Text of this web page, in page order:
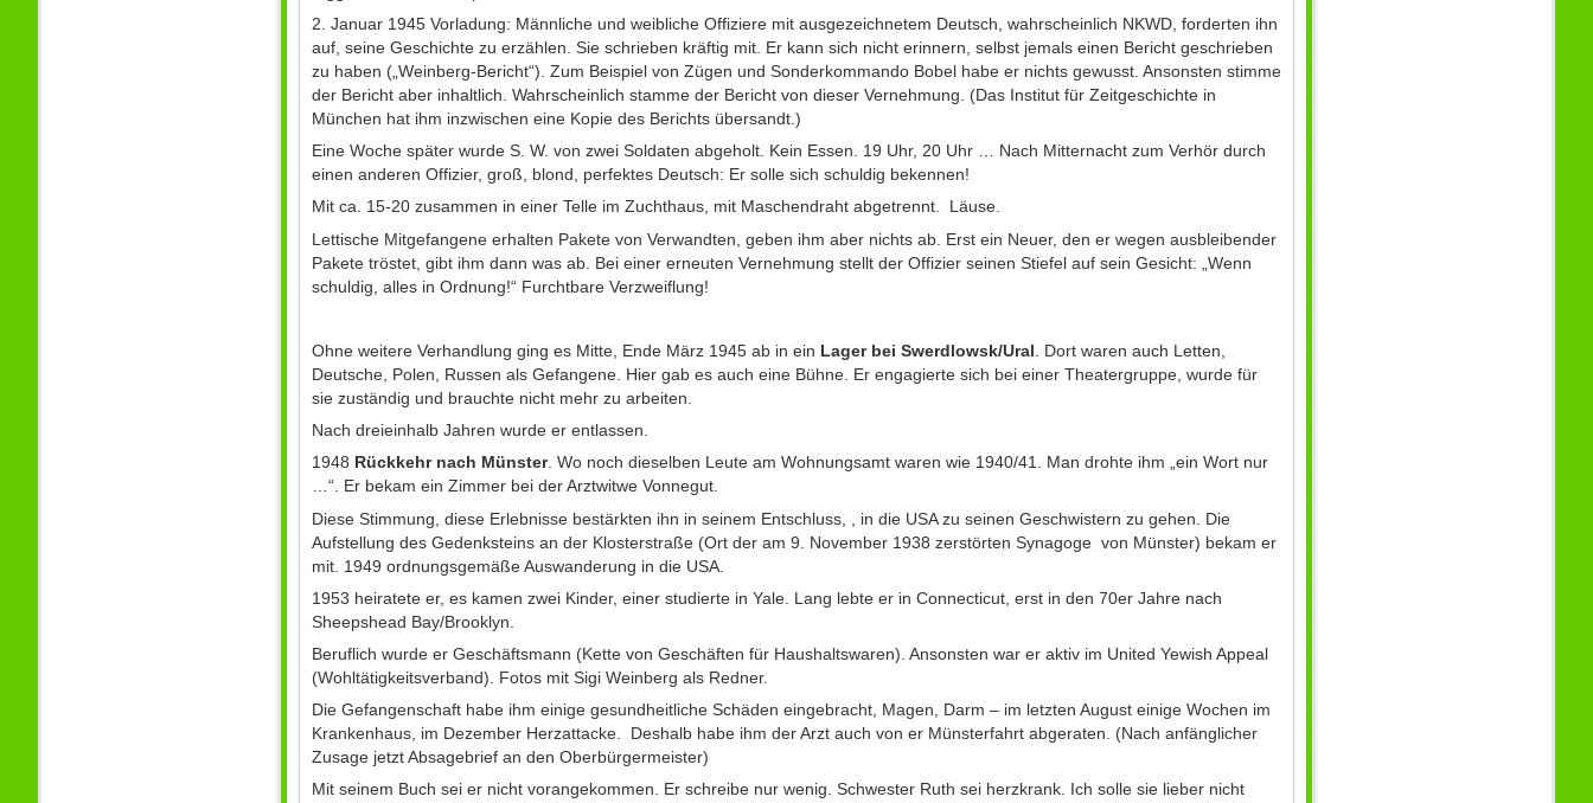
2. Januar 1945 Vorladung: Männliche und weibliche Offiziere mit ausgezeichnetem Deutsch, wahrscheinlich NKWD, forderten ihn
auf, seine Geschichte zu erzählen. Sie schrieben kräftig mit. Er kann sich nicht erinnern, selbst jemals einen Bericht geschrieben
zu haben („Weinberg-Bericht“). Zum Beispiel von Zügen und Sonderkommando Bobel habe er nichts gewusst. Ansonsten stimme
der Bericht aber inhaltlich. Wahrscheinlich stamme der Bericht von dieser Vernehmung. (Das Institut für Zeitgeschichte in
München hat ihm inzwischen eine Kopie des Berichts übersandt.)
Eine Woche später wurde S. W. von zwei Soldaten abgeholt. Kein Essen. 19 Uhr, 20 Uhr … Nach Mitternacht zum Verhör durch
einen anderen Offizier, groß, blond, perfektes Deutsch: Er solle sich schuldig bekennen!
Mit ca. 15-20 zusammen in einer Telle im Zuchthaus, mit Maschendraht abgetrennt. Läuse.
Lettische Mitgefangene erhalten Pakete von Verwandten, geben ihm aber nichts ab. Erst ein Neuer, den er wegen ausbleibender
Pakete tröstet, gibt ihm dann was ab. Bei einer erneuten Vernehmung stellt der Offizier seinen Stiefel auf sein Gesicht: „Wenn
schuldig, alles in Ordnung!“ Furchtbare Verzweiflung!
Ohne weitere Verhandlung ging es Mitte, Ende März 1945 ab in ein Lager bei Swerdlowsk/Ural . Dort waren auch Letten,
Deutsche, Polen, Russen als Gefangene. Hier gab es auch eine Bühne. Er engagierte sich bei einer Theatergruppe, wurde für
sie zuständig und brauchte nicht mehr zu arbeiten.
Nach dreieinhalb Jahren wurde er entlassen.
1948 Rückkehr nach Münster. Wo noch dieselben Leute am Wohnungsamt waren wie 1940/41. Man drohte ihm „ein Wort nur
…“. Er bekam ein Zimmer bei der Arztwitwe Vonnegut.
Diese Stimmung, diese Erlebnisse bestärkten ihn in seinem Entschluss, , in die USA zu seinen Geschwistern zu gehen. Die
Aufstellung des Gedenksteins an der Klosterstraße (Ort der am 9. November 1938 zerstörten Synagoge von Münster) bekam er
mit. 1949 ordnungsgemäße Auswanderung in die USA.
1953 heiratete er, es kamen zwei Kinder, einer studierte in Yale. Lang lebte er in Connecticut, erst in den 70er Jahre nach
Sheepshead Bay/Brooklyn.
Beruflich wurde er Geschäftsmann (Kette von Geschäften für Haushaltswaren). Ansonsten war er aktiv im United Yewish Appeal
(Wohltätigkeitsverband). Fotos mit Sigi Weinberg als Redner.
Die Gefangenschaft habe ihm einige gesundheitliche Schäden eingebracht, Magen, Darm – im letzten August einige Wochen im
Krankenhaus, im Dezember Herzattacke. Deshalb habe ihm der Arzt auch von er Münsterfahrt abgeraten. (Nach anfänglicher
Zusage jetzt Absagebrief an den Oberbürgermeister)
Mit seinem Buch sei er nicht vorangekommen. Er schreibe nur wenig. Schwester Ruth sei herzkrank. Ich solle sie lieber nicht